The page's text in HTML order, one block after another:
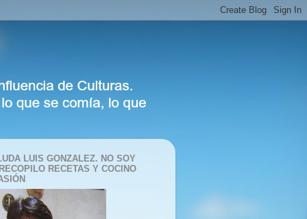
LUIS GONZALEZ. NO SOY
RECETAS Y COCINO